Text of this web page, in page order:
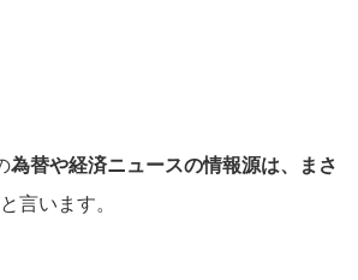
為替や経済ニュースの情報源は、まさ
言います。